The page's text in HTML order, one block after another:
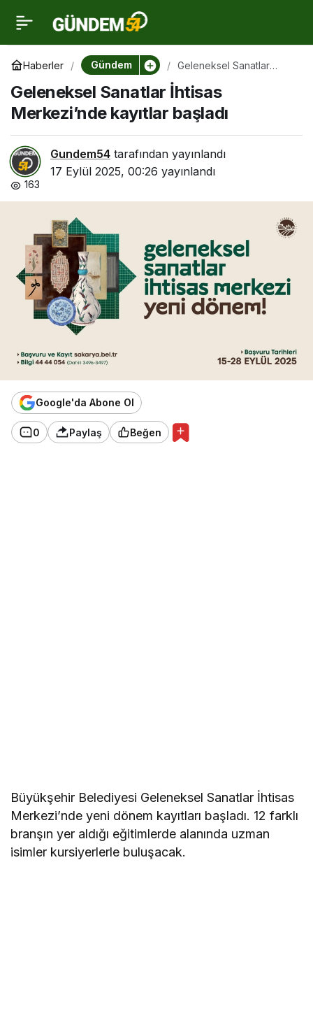
Haberler Gündem
Geleneksel Sanatlar
kayıtlar başladı
Geleneksel Sanatlar İhtisas
Merkezi’nde kayıtlar başladı
Gundem54 tarafından yayınlandı
17 Eylül 2025, 00:26 yayınlandı
163
Google'da Abone Ol
0 Paylaş Beğen
Büyükşehir Belediyesi Geleneksel Sanatlar İhtisas
Merkezi’nde yeni dönem kayıtları başladı. 12 farklı
branşın yer aldığı eğitimlerde alanında uzman
isimler kursiyerlerle buluşacak.
Geleneksel Sanatlar
İhtisas Merkezi’nde
kayıtlar başladı